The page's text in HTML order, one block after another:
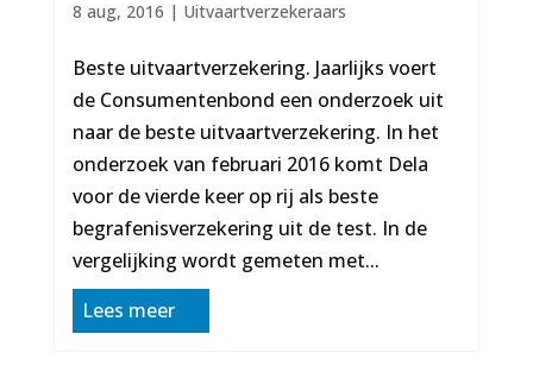
8 aug, 2016 | Uitvaartverzekeraars
Beste uitvaartverzekering. Jaarlijks voert
de Consumentenbond een onderzoek uit
naar de beste uitvaartverzekering. In het
onderzoek van februari 2016 komt Dela
voor de vierde keer op rij als beste
begrafenisverzekering uit de test. In de
vergelijking wordt gemeten met...
Lees meer